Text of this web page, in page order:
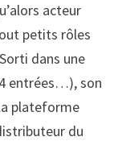
acteur
petits rôles
dans une
entrées…), son
plateforme
du